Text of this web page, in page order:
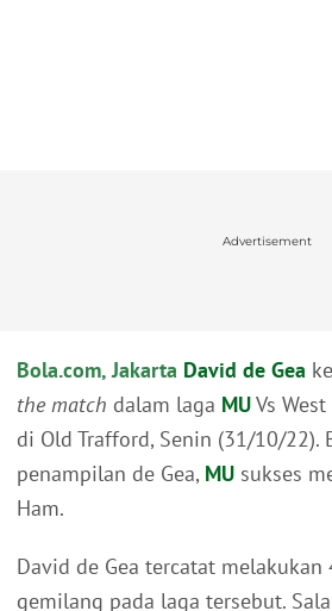
Advertisement
Bola.com, Jakarta David de Gea
the match dalam laga MUVs
di Old Trafford, Senin (31/10/22).
penampilan de Gea, MU sukses
Ham.
David de Gea tercatat melakukan
gemilang pada laga tersebut.